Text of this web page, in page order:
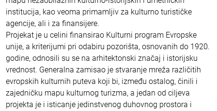
institucija, kao veoma primamljiv za kulturno turističke
agencije, ali i za finansijere.
Projekat je u celini finansirao Kulturni program Evropske
unije, a kriterijumi pri odabiru pozorišta, osnovanih do 1920.
godine, odnosili su se na arhitektonski značaj i istorijsku
vrednost. Generalna zamisao je stvaranje mreža različitih
evropskih kulturnih puteva koji bi, između ostalog, činili i
zajedničku mapu kulturnog turizma, a jedan od ciljeva
projekta je i isticanje jedinstvenog duhovnog prostora i